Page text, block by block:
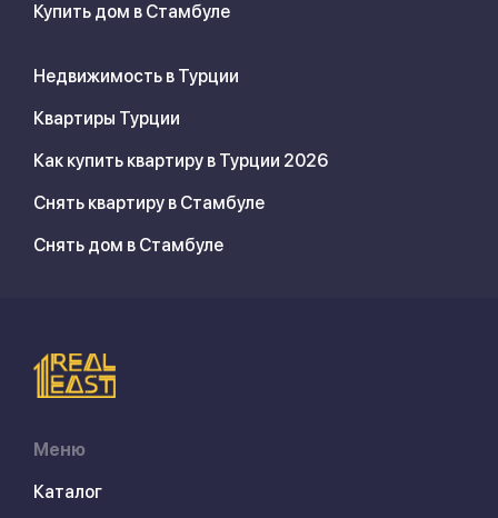
Купить дом в Стамбуле
Недвижимость в Турции
Квартиры Турции
Как купить квартиру в Турции 2026
Снять квартиру в Стамбуле
Снять дом в Стамбуле
Меню
Каталог